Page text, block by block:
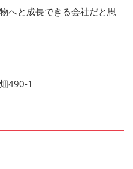
へと成長できる会社だと思
490-1